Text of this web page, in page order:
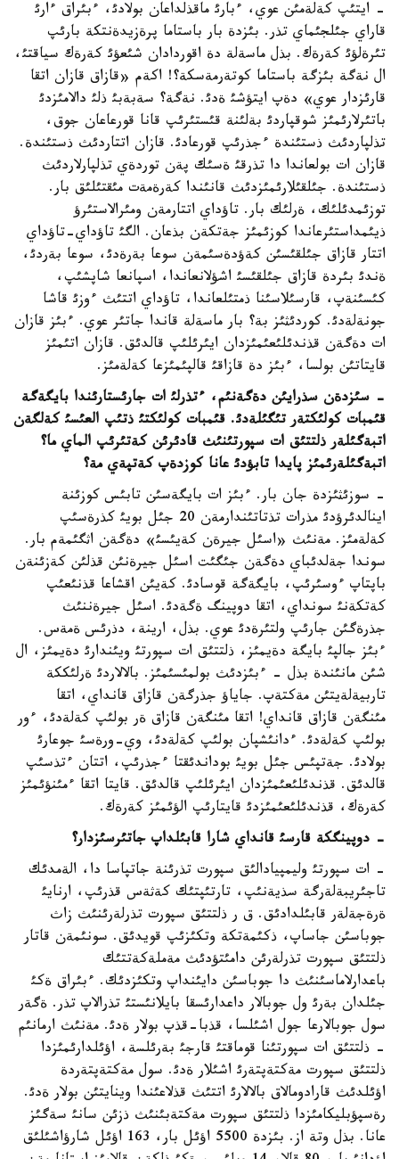
- ايتئپ كةلةمئن عوي، ءبارئ ماقذلداعان بولادئ، ءبئراق ءارئ
قاراي جئلجئماي تذر. بئزدة بار باستاما پرةزيدةنتكة بارئپ
تئرةلؤئ كةرةك. بذل ماسةلة دة اقوردادان شئعؤئ كةرةك سياقتئ،
ال نةگة بئزگة باستاما كوتةرمةسكة؟! اكةم «قازاق قازان اتقا
قارئزدار عوي» دةپ ايتؤشئ ةدئ. نةگة؟ سةبةبئ ذلئ دالامئزدئ
باتئرلارئمئز شوقپاردئ بةلئنة قئستئرئپ قانا قورعاعان جوق،
تذلپاردئث ذستئندة ءجذرئپ قورعادئ. قازان اتتاردئث ذستئندة.
قازان ات بولعاندا دا تذرقئ ةسئك پةن توردةي تذلپارلاردئث
ذستئندة. جئلقئلارئمئزدئث قانئندا كةرةمةت مئقتئلئق بار.
توزئمدئلئك، ةرلئك بار. تاؤداي اتتارمةن ومئرالاستئرؤ
ذيئمداستئرعاندا كوزئمئز جةتكةن بذعان. الگئ تاؤداي-تاؤداي
اتتار قازاق جئلقئسئن كةؤدةسئمةن سوعا بةرةدئ، سوعا بةردئ،
ةندئ بئردة قازاق جئلقئسئ اشؤلانعاندا، اسپانعا شاپشئپ،
كئسئنةپ، قارسئلاسئنا ذمتئلعاندا، تاؤداي اتتئث ءوزئ قاشا
جونةلةدئ. كوردئثئز بة؟ بار ماسةلة قاندا جاتئر عوي. ءبئز قازان
ات دةگةن قذندئلئعئمئزدان ايئرئلئپ قالدئق. قازان اتئمئز
قايتاتئن بولسا، ءبئز دة قازاقئ قالپئمئزعا كةلةمئز.
- سئزدةن سذرايئن دةگةنئم، ءتذرلئ ات جارئستارئندا بايگةگة
قئمبات كولئكتةر تئگئلةدئ. قئمبات كولئكتئ ذتئپ العئسئ كةلگةن
اتبةگئلةر ذلتتئق ات سپورتئنئث قادئرئن كةتئرئپ الماي ما؟
اتبةگئلةرئمئز پايدا تابؤدئ عانا كوزدةپ كةتپةي مة؟
- سوزئثئزدة جان بار. ءبئز ات بايگةسئن تابئس كوزئنة
اينالدئرؤدئ مذرات تذتاتئندارمةن 20 جئل بويئ كذرةسئپ
كةلةمئز. مةنئث «اسئل جيرةن كةيئسئ» دةگةن اثگئمةم بار.
سوندا جةلدئباي دةگةن جئگئت اسئل جيرةنئن قذلئن كةزئنةن
باپتاپ ءوسئرئپ، بايگةگة قوسادئ. كةيئن اقشاعا قذنئعئپ
كةتكةنئ سونداي، اتقا دوپينگ ةگةدئ. اسئل جيرةننئث
جذرةگئن جارئپ ولتئرةدئ عوي. بذل، ارينة، دذرئس ةمةس.
ءبئز جالپئ بايگة دةيمئز، ذلتتئق ات سپورتئ ويئندارئ دةيمئز، ال
شئن مانئندة بذل - ءبئزدئث بولمئسئمئز. بالالاردئ ةرلئككة
تاربيةلةيتئن مةكتةپ. جاياؤ جذرگةن قازاق قانداي، اتقا
مئنگةن قازاق قانداي! اتقا مئنگةن قازاق ةر بولئپ كةلةدئ، ءور
بولئپ كةلةدئ. ءدانئشپان بولئپ كةلةدئ، وي-ورةسئ جوعارئ
بولادئ. جةتپئس جئل بويئ بوداندئقتا ءجذرئپ، اتتان ءتذسئپ
قالدئق. قذندئلئعئمئزدان ايئرئلئپ قالدئق. قايتا اتقا ءمئنؤئمئز
كةرةك، قذندئلئعئمئزدئ قايتارئپ الؤئمئز كةرةك.
- دوپينگكة قارسئ قانداي شارا قابئلداپ جاتئرسئزدار؟
- ات سپورتئ وليمپيادالئق سپورت تذرئنة جاتپاسا دا، الةمدئك
تاجئريبةلةرگة سذيةنئپ، تارتئپتئك كةثةس قذرئپ، ارنايئ
ةرةجةلةر قابئلدادئق. ق ر ذلتتئق سپورت تذرلةرئنئث زاث
جوباسئن جاساپ، ذكئمةتكة وتكئزئپ قويدئق. سونئمةن قاتار
ذلتتئق سپورت تذرلةرئن دامئتؤدئث مةملةكةتتئك
باعدارلاماسئنئث دا جوباسئن دايئنداپ وتكئزدئك. ءبئراق ةكئ
جئلدان بةرئ ول جوبالار داعدارئسقا بايلانئستئ تذرالاپ تذر. ةگةر
سول جوبالارعا جول اشئلسا، قذبا-قذپ بولار ةدئ. مةنئث ارمانئم
- ذلتتئق ات سپورتئنا قوماقتئ قارجئ بةرئلسة، اؤئلدارئمئزدا
ذلتتئق سپورت مةكتةپتةرئ اشئلار ةدئ. سول مةكتةپتةردة
اؤئلدئث قارادومالاق بالالارئ اتتئث قذلاعئندا وينايتئن بولار ةدئ.
رةسپؤبليكامئزدا ذلتتئق سپورت مةكتةبئنئث ذزئن سانئ سةگئز
عانا. بذل وتة از. بئزدة 5500 اؤئل بار، 163 اؤئل شارؤاشئلئق